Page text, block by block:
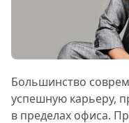
Большинство
успешную карьеру,
в пределах офиса.